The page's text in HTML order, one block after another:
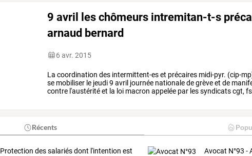
9 avril les chômeurs intremitan-t-s
arnaud bernard
6 avr. 2015
La coordination des intermittent-eset précaires midi-pyr. (cip-
se mobiliser le jeudi9 avril journée nationaledegrèveet de
contre l'austéritéet la loi macron appelée par lessyndicatscgt,
Récents
Protection dessalariésdont l'intention est
Avocat N°93 -